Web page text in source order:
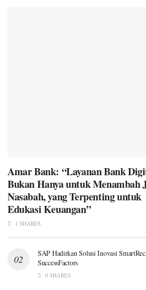
Amar Bank: “Layanan Bank
Bukan Hanya untuk Menambah
Nasabah, yang Terpenting untuk
Edukasi Keuangan”
1 SHARES
SAP Hadirkan Solusi Inovasi
SuccessFactors
0 SHARES